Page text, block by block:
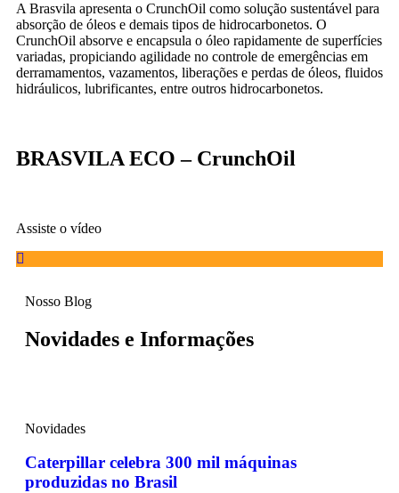
A Brasvila apresenta o CrunchOil como solução sustentável para
absorção de óleos e demais tipos de hidrocarbonetos. O
CrunchOil absorve e encapsula o óleo rapidamente de superfícies
variadas, propiciando agilidade no controle de emergências em
derramamentos, vazamentos, liberações e perdas de óleos, fluidos
hidráulicos, lubrificantes, entre outros hidrocarbonetos.
BRASVILA ECO – CrunchOil
Assiste o vídeo
Nosso Blog
Novidades e Informações
Novidades
Caterpillar celebra 300 mil máquinas
produzidas no Brasil